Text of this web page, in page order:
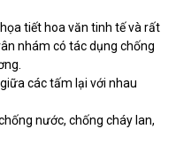
tiết hoa văn tinh tế và rất
nhám có tác dụng chống
các tấm lại với nhau
nước, chống cháy lan,